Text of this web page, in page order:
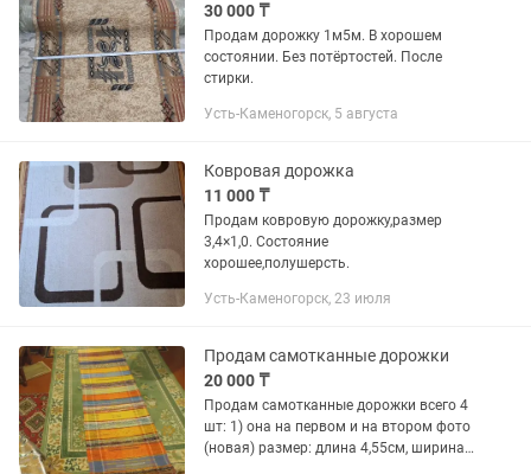
30 000 ₸
Продам дорожку 1м5м. В хорошем
состоянии. Без потёртостей. После
стирки.
Усть-Каменогорск, 5 августа
Ковровая дорожка
11 000 ₸
Продам ковровую дорожку,размер
3,4×1,0. Состояние
хорошее,полушерсть.
Усть-Каменогорск, 23 июля
Продам самотканные дорожки
20 000 ₸
Продам самотканные дорожки всего 4
шт: 1) она на первом и на втором фото
(новая) размер: длина 4,55см, ширина